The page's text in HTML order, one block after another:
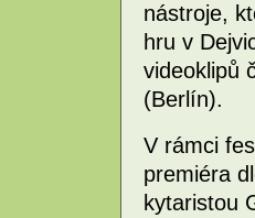
nástroje,
hru v
videoklipů
(Berlín).
V rámci
premiéra
kytaristou